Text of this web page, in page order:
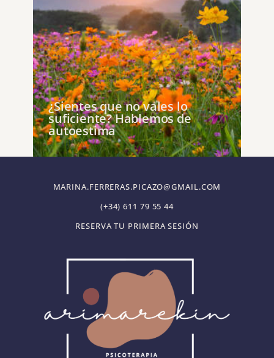
¿Sientes que no vales lo
suficiente? Hablemos de
autoestima
MARINA.FERRERAS.PICAZO@GMAIL.COM
(+34) 611 79 55 44
RESERVA TU PRIMERA SESIÓN